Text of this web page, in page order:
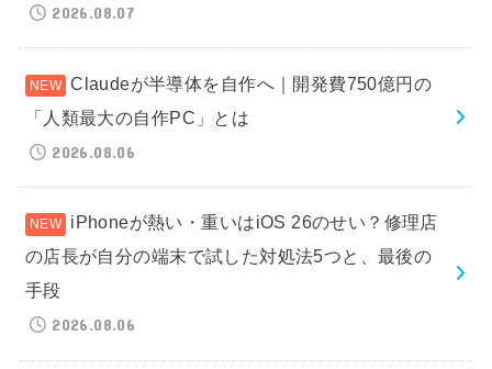
2026.08.07
Claudeが半導体を自作へ｜開発費750億円の
「人類最大の自作PC」とは
2026.08.06
iPhoneが熱い・重いはiOS 26のせい？修理店
の店長が自分の端末で試した対処法5つと、最後の
手段
2026.08.06